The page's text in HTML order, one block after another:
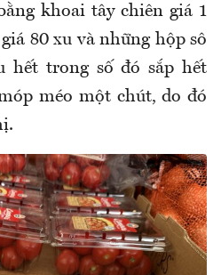
khoai tây chiên giá 1
80 xu và những hộp sô
hết trong số đó sắp hết
méo một chút, do đó